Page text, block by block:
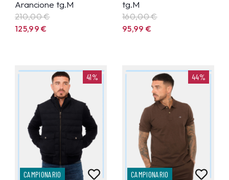
Arancione tg.M
210,00 €
125,99€
tg.M
160,00 €
95,99€
41%
CAMPIONARIO
44%
CAMPIONARIO